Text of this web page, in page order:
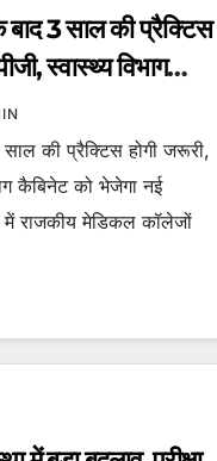
3 साल की प्रैक्टिस
स्वास्थ्य विभाग
की प्रैक्टिस होगी जरूरी,
कैबिनेट को भेजेगा नई
राजकीय मेडिकल कॉलेजों